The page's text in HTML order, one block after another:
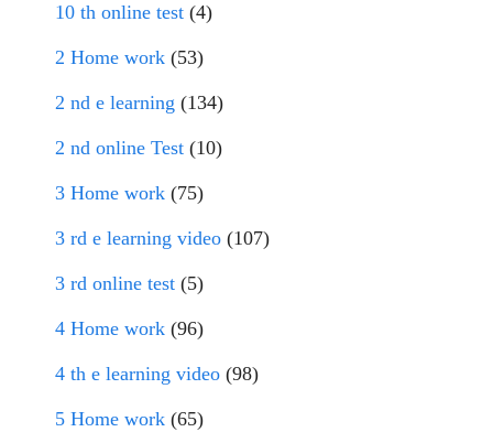
10 th online test (4)
2 Home work (53)
2 nd e learning (134)
2 nd online Test (10)
3 Home work (75)
3 rd e learning video (107)
3 rd online test (5)
4 Home work (96)
4 th e learning video (98)
5 Home work (65)